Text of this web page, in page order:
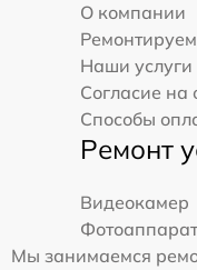
О компании
Наши услуги
Согласие на
Способы
Ремонт
Видеокамер
Мы занимаемся